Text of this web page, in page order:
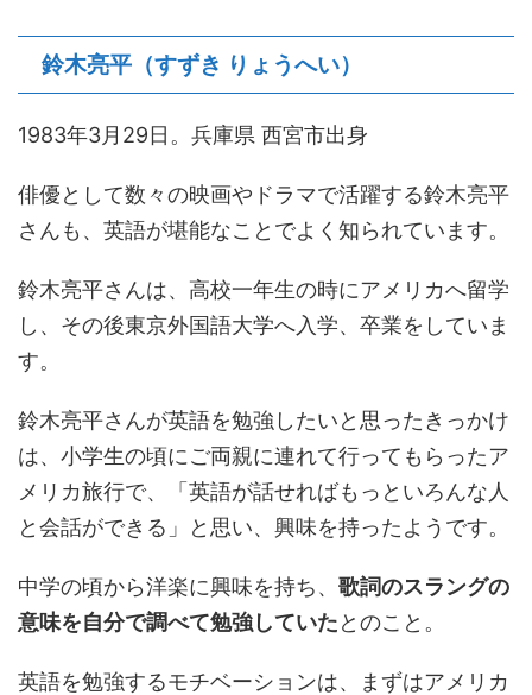
鈴木亮平（すずき りょうへい）
1983年3月29日。兵庫県 西宮市出身
俳優として数々の映画やドラマで活躍する鈴木亮平
さんも、英語が堪能なことでよく知られています。
鈴木亮平さんは、高校一年生の時にアメリカへ留学
し、その後東京外国語大学へ入学、卒業をしていま
す。
鈴木亮平さんが英語を勉強したいと思ったきっかけ
は、小学生の頃にご両親に連れて行ってもらったア
メリカ旅行で、「英語が話せればもっといろんな人
と会話ができる」と思い、興味を持ったようです。
中学の頃から洋楽に興味を持ち、 歌詞のスラングの
意味を自分で調べて勉強していたとのこと。
英語を勉強するモチベーションは、まずはアメリカ